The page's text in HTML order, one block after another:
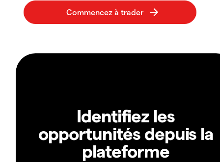
Identifiez les
opportunités depuis la
plateforme